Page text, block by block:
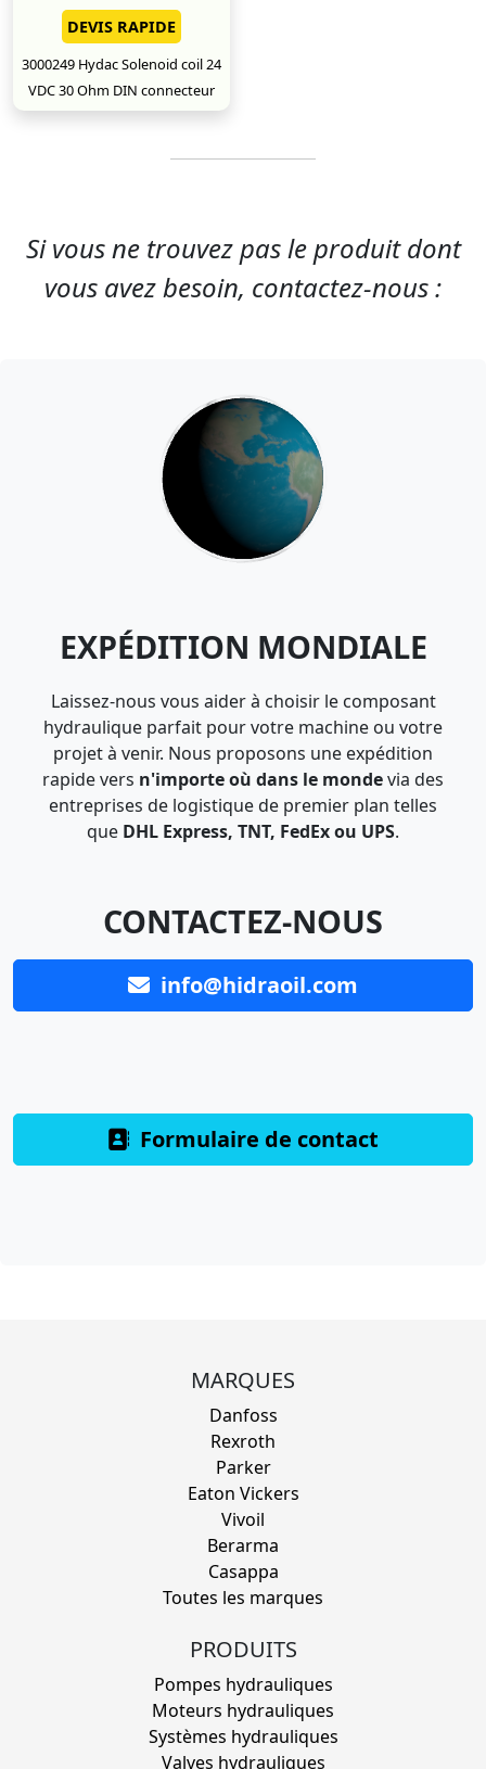
DEVIS RAPIDE
3000249 Hydac Solenoid coil 24
VDC 30 Ohm DIN connecteur
Si vous ne trouvez pas le produit dont
vous avez besoin, contactez-nous :
EXPÉDITION MONDIALE
Laissez-nous vous aider à choisir le composant
hydraulique parfait pour votre machine ou votre
projet à venir. Nous proposons une expédition
rapide vers n'importe où dans le mondevia des
entreprises de logistique de premier plan telles
que DHL Express, TNT, FedEx ou UPS.
CONTACTEZ-NOUS
info@hidraoil.com
Formulaire de contact
MARQUES
Danfoss
Rexroth
Parker
Eaton Vickers
Vivoil
Berarma
Casappa
Toutes les marques
PRODUITS
Pompes hydrauliques
Moteurs hydrauliques
Systèmes hydrauliques
Valves hydrauliques